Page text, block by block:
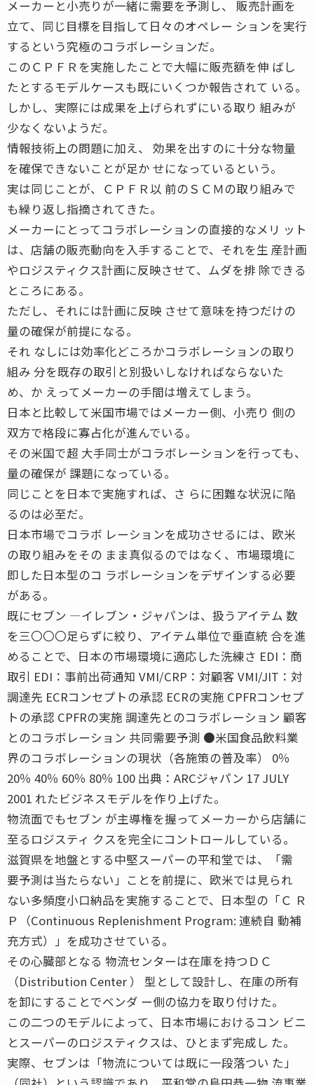
メーカーと小売りが一緒に需要を予測し、 販売計画を
立て、同じ目標を目指して日々のオペレー ションを実行
するという究極のコラボレーションだ。
このＣＰＦＲを実施したことで大幅に販売額を伸 ばし
たとするモデルケースも既にいくつか報告されて いる。
しかし、実際には成果を上げられずにいる取り 組みが
少なくないようだ。
情報技術上の問題に加え、 効果を出すのに十分な物量
を確保できないことが足か せになっているという。
実は同じことが、ＣＰＦＲ以 前のＳＣＭの取り組みで
も繰り返し指摘されてきた。
メーカーにとってコラボレーションの直接的なメリ ット
は、店舗の販売動向を入手することで、それを生 産計画
やロジスティクス計画に反映させて、ムダを排 除できる
ところにある。
ただし、それには計画に反映 させて意味を持つだけの
量の確保が前提になる。
それ なしには効率化どころかコラボレーションの取り
組み 分を既存の取引と別扱いしなければならないた
め、か えってメーカーの手間は増えてしまう。
日本と比較して米国市場ではメーカー側、小売り 側の
双方で格段に寡占化が進んでいる。
その米国で超 大手同士がコラボレーションを行っても、
量の確保が 課題になっている。
同じことを日本で実施すれば、さ らに困難な状況に陥
るのは必至だ。
日本市場でコラボ レーションを成功させるには、欧米
の取り組みをその まま真似るのではなく、市場環境に
即した日本型のコ ラボレーションをデザインする必要
がある。
既にセブン ―イレブン・ジャパンは、扱うアイテム 数
を三〇〇〇足らずに絞り、アイテム単位で垂直統 合を進
めることで、日本の市場環境に適応した洗練さ EDI：商
取引 EDI：事前出荷通知 VMI/CRP：対顧客 VMI/JIT：対
調達先 ECRコンセプトの承認 ECRの実施 CPFRコンセプ
トの承認 CPFRの実施 調達先とのコラボレーション 顧客
とのコラボレーション 共同需要予測 ●米国食品飲料業
界のコラボレーションの現状（各施策の普及率） 0％
20％ 40％ 60％ 80％ 100 出典：ARCジャパン 17 JULY
2001 れたビジネスモデルを作り上げた。
物流面でもセブン が主導権を握ってメーカーから店舗に
至るロジスティ クスを完全にコントロールしている。
滋賀県を地盤とする中堅スーパーの平和堂では、「需
要予測は当たらない」ことを前提に、欧米では見られ
ない多頻度小口納品を実施することで、日本型の「Ｃ Ｒ
Ｐ（Continuous Replenishment Program: 連続自 動補
充方式）」を成功させている。
その心臓部となる 物流センターは在庫を持つＤＣ
（Distribution Center ） 型として設計し、在庫の所有
を卸にすることでベンダ ー側の協力を取り付けた。
この二つのモデルによって、日本市場におけるコン ビニ
とスーパーのロジスティクスは、ひとまず完成し た。
実際、セブンは「物流については既に一段落つい た」